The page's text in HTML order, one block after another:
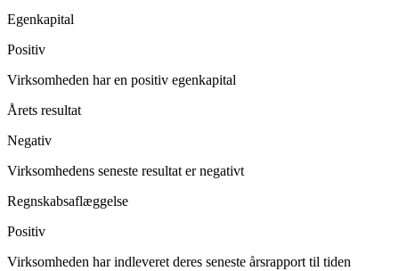
Egenkapital
Positiv
Virksomheden har en positiv egenkapital
Årets resultat
Negativ
Virksomhedens seneste resultat er negativt
Regnskabsaflæggelse
Positiv
Virksomheden har indleveret deres seneste årsrapport til tiden